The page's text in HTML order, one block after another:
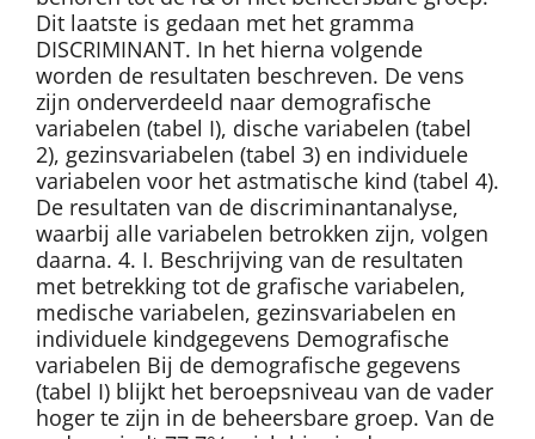
Dit laatste is gedaan met het gramma
DISCRIMINANT. In het hierna volgende
worden de resultaten beschreven. De vens
zijn onderverdeeld naar demografische
variabelen (tabel I), dische variabelen (tabel
2), gezinsvariabelen (tabel 3) en individuele
variabelen voor het astmatische kind (tabel 4).
De resultaten van de discriminantanalyse,
waarbij alle variabelen betrokken zijn, volgen
daarna. 4. I. Beschrijving van de resultaten
met betrekking tot de grafische variabelen,
medische variabelen, gezinsvariabelen en
individuele kindgegevens Demografische
variabelen Bij de demografische gegevens
(tabel I) blijkt het beroepsniveau van de vader
hoger te zijn in de beheersbare groep. Van de